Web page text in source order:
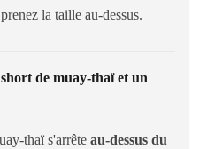
la taille au-dessus.
de muay-thaï et un
thaï s'arrête au-dessus du